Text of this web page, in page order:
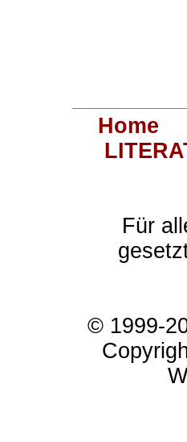
Home
Für
© 1999-